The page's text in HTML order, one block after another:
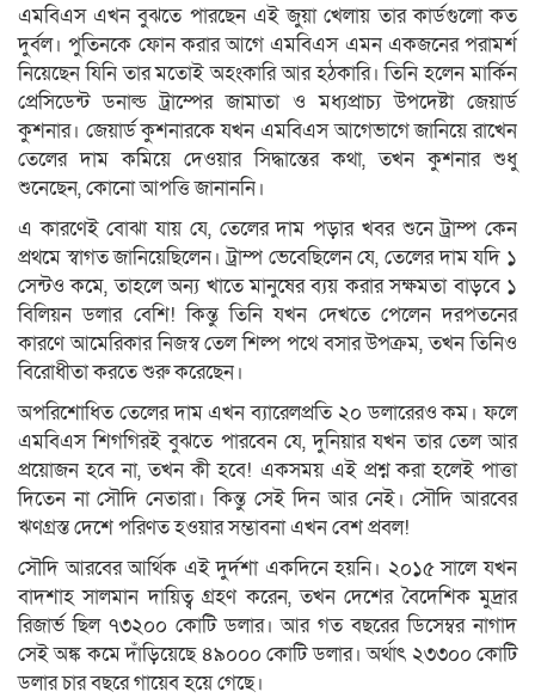
এমবিএস এখন বুঝতে পারছেন এই জুয়া খেলায় তার কার্ডগুলো কত
দুর্বল। পুতিনকে ফোন করার আগে এমবিএস এমন একজনের পরামর্শ
নিয়েছেন যিনি তার মতোই অহংকারি আর হঠকারি। তিনি হলেন মার্কিন
প্রেসিডেন্ট ডনাল্ড ট্রাম্পের জামাতা ও মধ্যপ্রাচ্য উপদেষ্টা জেয়ার্ড
কুশনার। জেয়ার্ড কুশনারকে যখন এমবিএস আগেভাগে জানিয়ে রাখেন
তেলের দাম কমিয়ে দেওয়ার সিদ্ধান্তের কথা, তখন কুশনার শুধু
শুনেছেন, কোনো আপত্তি জানাননি।
এ কারণেই বোঝা যায় যে, তেলের দাম পড়ার খবর শুনে ট্রাম্প কেন
প্রথমে স্বাগত জানিয়েছিলেন। ট্রাম্প ভেবেছিলেন যে, তেলের দাম যদি ১
সেন্টও কমে, তাহলে অন্য খাতে মানুষের ব্যয় করার সক্ষমতা বাড়বে ১
বিলিয়ন ডলার বেশি! কিন্তু তিনি যখন দেখতে পেলেন দরপতনের
কারণে আমেরিকার নিজস্ব তেল শিল্প পথে বসার উপক্রম, তখন তিনিও
বিরোধীতা করতে শুরু করেছেন।
অপরিশোধিত তেলের দাম এখন ব্যারেলপ্রতি ২০ ডলারেরও কম। ফলে
এমবিএস শিগগিরই বুঝতে পারবেন যে, দুনিয়ার যখন তার তেল আর
প্রয়োজন হবে না, তখন কী হবে! একসময় এই প্রশ্ন করা হলেই পাত্তা
দিতেন না সৌদি নেতারা। কিন্তু সেই দিন আর নেই। সৌদি আরবের
ঋণগ্রস্ত দেশে পরিণত হওয়ার সম্ভাবনা এখন বেশ প্রবল!
সৌদি আরবের আর্থিক এই দুর্দশা একদিনে হয়নি। ২০১৫ সালে যখন
বাদশাহ সালমান দায়িত্ব গ্রহণ করেন, তখন দেশের বৈদেশিক মুদ্রার
রিজার্ভ ছিল ৭৩২০০ কোটি ডলার। আর গত বছরের ডিসেম্বর নাগাদ
সেই অঙ্ক কমে দাঁড়িয়েছে ৪৯০০০ কোটি ডলার। অর্থাৎ ২৩৩০০ কোটি
ডলার চার বছরে গায়েব হয়ে গেছে।